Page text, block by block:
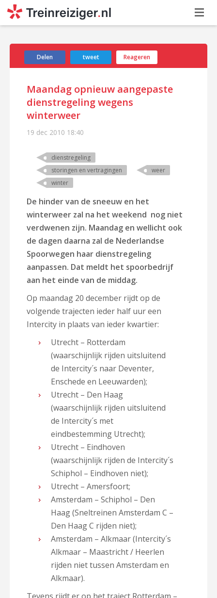
Delen tweet Reageren
Maandag opnieuw aangepaste
dienstregeling wegens
winterweer
19 dec 2010 18:40
dienstregeling
storingen en vertragingen
weer
winter
De hinder van de sneeuw en het
winterweer zal na het weekend nog niet
verdwenen zijn. Maandag en wellicht ook
de dagen daarna zal de Nederlandse
Spoorwegen haar dienstregeling
aanpassen. Dat meldt het spoorbedrijf
aan het einde van de middag.
Op maandag 20 december rijdt op de
volgende trajecten ieder half uur een
Intercity in plaats van ieder kwartier:
Utrecht – Rotterdam
(waarschijnlijk rijden uitsluitend
de Intercity´s naar Deventer,
Enschede en Leeuwarden);
Utrecht – Den Haag
(waarschijnlijk rijden uitsluitend
de Intercity´s met
eindbestemming Utrecht);
Utrecht – Eindhoven
(waarschijnlijk rijden de Intercity´s
Schiphol – Eindhoven niet);
Utrecht – Amersfoort;
Amsterdam – Schiphol – Den
Haag (Sneltreinen Amsterdam C –
Den Haag C rijden niet);
Amsterdam – Alkmaar (Intercity´s
Alkmaar – Maastricht / Heerlen
rijden niet tussen Amsterdam en
Alkmaar).